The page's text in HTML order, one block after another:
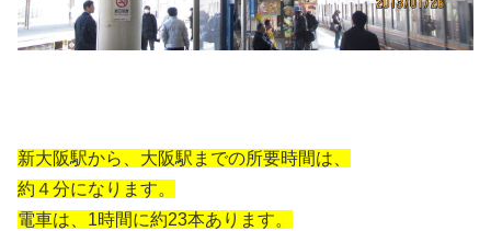
新大阪駅から、大阪駅までの所要時間は、
約４分になります。
電車は、1時間に約23本あります。